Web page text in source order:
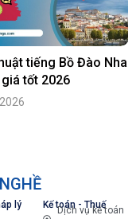
tiếng Bồ Đào Nha
tốt 2026
lý
Kế toán - Thuế
Dịch vụ kế toán